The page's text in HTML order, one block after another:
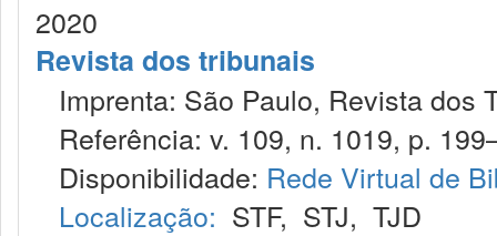
2020
Revista dos tribunais
Imprenta: São Paulo, Revista dos
Referência: v. 109, n. 1019, p.
Disponibilidade: Rede Virtual de
Localização: STF, STJ, TJD